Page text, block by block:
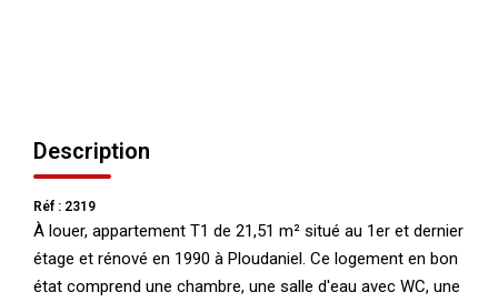
Description
Réf : 2319
À louer, appartement T1 de 21,51 m² situé au 1er et dernier
étage et rénové en 1990 à Ploudaniel. Ce logement en bon
état comprend une chambre, une salle d'eau avec WC, une